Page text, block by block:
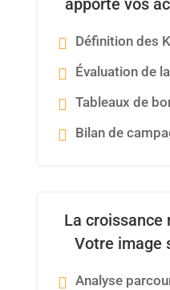
apporte vos
Définition des
Évaluation de
Tableaux de
Bilan de
La croissance
Votre image
Analyse